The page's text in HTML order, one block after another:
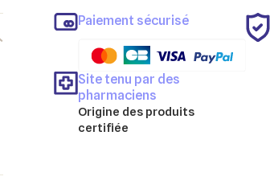
Paiement sécurisé
Site tenu par des
pharmaciens
Origine des produits
certifiée